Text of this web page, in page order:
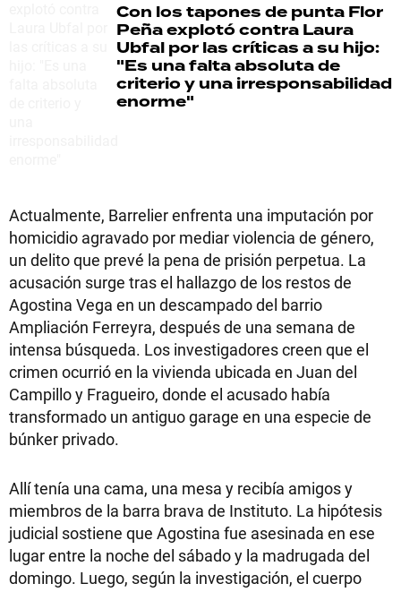
Con los tapones de punta Flor
Peña explotó contra Laura
Ubfal por las críticas a su hijo:
"Es una falta absoluta de
criterio y una irresponsabilidad
enorme"
Actualmente, Barrelier enfrenta una imputación por
homicidio agravado por mediar violencia de género,
un delito que prevé la pena de prisión perpetua. La
acusación surge tras el hallazgo de los restos de
Agostina Vega en un descampado del barrio
Ampliación Ferreyra, después de una semana de
intensa búsqueda. Los investigadores creen que el
crimen ocurrió en la vivienda ubicada en Juan del
Campillo y Fragueiro, donde el acusado había
transformado un antiguo garage en una especie de
búnker privado.
Allí tenía una cama, una mesa y recibía amigos y
miembros de la barra brava de Instituto. La hipótesis
judicial sostiene que Agostina fue asesinada en ese
lugar entre la noche del sábado y la madrugada del
domingo. Luego, según la investigación, el cuerpo